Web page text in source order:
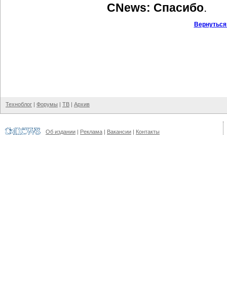
CNews: Спасибо.
Техноблог | Форумы | ТВ | Архив
Об издании | Реклама | Вакансии | Контакты